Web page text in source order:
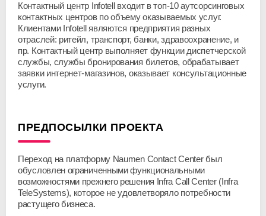
Контактный центр Infotell входит в топ-10 аутсорсинговых
контактных центров по объему оказываемых услуг.
Клиентами Infotell являются предприятия разных
отраслей: ритейл, транспорт, банки, здравоохранение, и
пр. Контактный центр выполняет функции диспетчерской
службы, службы бронирования билетов, обрабатывает
заявки интернет-магазинов, оказывает консультационные
услуги.
ПРЕДПОСЫЛКИ ПРОЕКТА
Переход на платформу Naumen Contact Center был
обусловлен ограниченными функциональными
возможностями прежнего решения Infra Call Center (Infra
TeleSystems), которое не удовлетворяло потребности
растущего бизнеса.